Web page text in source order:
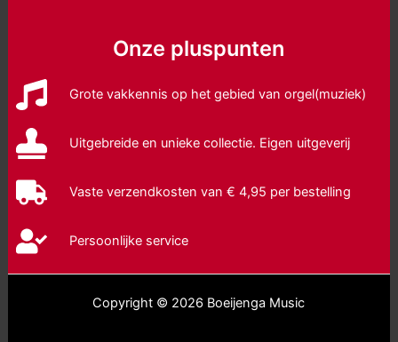
Onze pluspunten
Grote vakkennis op het gebied van orgel(muziek)
Uitgebreide en unieke collectie. Eigen uitgeverij
Vaste verzendkosten van € 4,95 per bestelling
Persoonlijke service
Copyright © 2026 Boeijenga Music